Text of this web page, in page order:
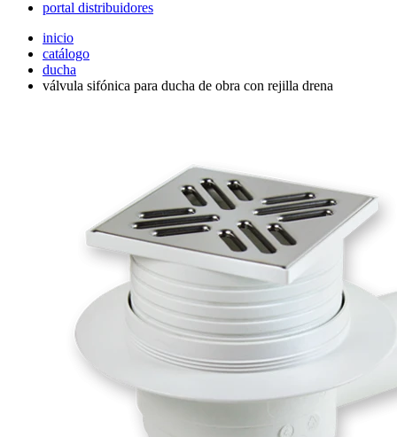
portal distribuidores
inicio
catálogo
ducha
válvula sifónica para ducha de obra con rejilla drena